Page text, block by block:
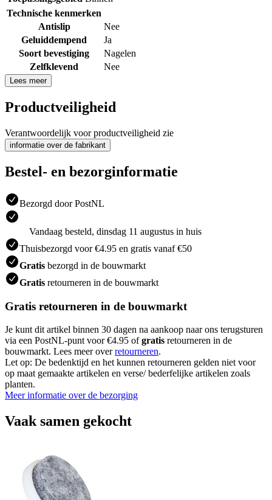
Technische kenmerken
Antislip
Nee
Geluiddempend
Ja
Soort bevestiging
Nagelen
Zelfklevend
Nee
Lees meer
Productveiligheid
Verantwoordelijk voor productveiligheid zie
informatie over de fabrikant
Bestel- en bezorginformatie
Bezorgd door PostNL
Vandaag besteld, dinsdag 11 augustus in huis
Thuisbezorgd voor €4.95 en gratis vanaf €50
Gratis bezorgd in de bouwmarkt
Gratis retourneren in de bouwmarkt
Gratis retourneren in de bouwmarkt
Je kunt dit artikel binnen 30 dagen na aankoop naar ons terugsturen
via een PostNL-punt voor €4.95 ofgratis retourneren in de
bouwmarkt. Lees meer overretourneren.
Let op: De bedenktijd en het kunnen retourneren gelden niet voor
op maat gemaakte artikelen en verse/ bederfelijke artikelen zoals
planten.
Meer informatie over de bezorging
Vaak samen gekocht